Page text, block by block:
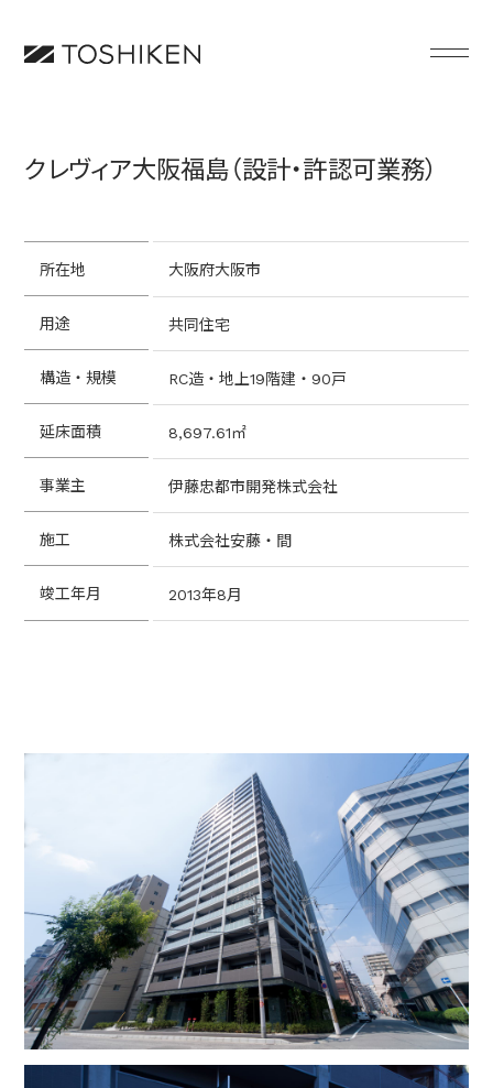
クレヴィア大阪福島（設計・許認可業務）
所在地 大阪府大阪市
用途 共同住宅
構造・規模 RC造・地上19階建・90戸
延床面積 8,697.61㎡
事業主 伊藤忠都市開発株式会社
施工 株式会社安藤・間
竣工年月 2013年8月